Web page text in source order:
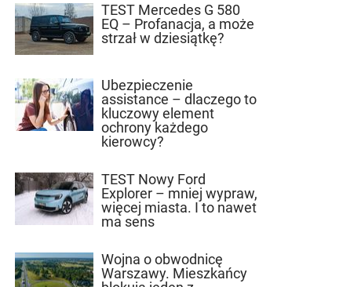
TEST Mercedes G 580
EQ – Profanacja, a może
strzał w dziesiątkę?
Ubezpieczenie
assistance – dlaczego to
kluczowy element
ochrony każdego
kierowcy?
TEST Nowy Ford
Explorer – mniej wypraw,
więcej miasta. I to nawet
ma sens
Wojna o obwodnicę
Warszawy. Mieszkańcy